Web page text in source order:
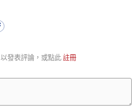
以發表評論，或點此註冊